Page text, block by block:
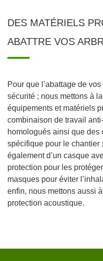
DES MATÉRIELS
ABATTRE VOS
Pour que l’abattage de
sécurité ; nous mettons à
équipements et matériels
combinaison de travail
homologués ainsi que des
spécifique pour le chantier
également d’un casque
protection pour les
masques pour éviter
enfin, nous mettons aussi
protection acoustique.